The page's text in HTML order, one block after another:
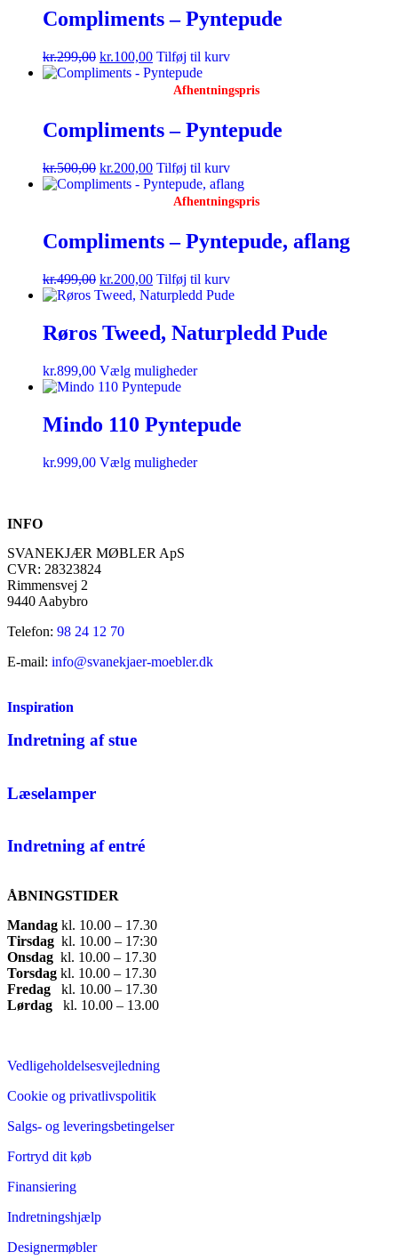
Compliments – Pyntepude
kr.299,00 kr.100,00 Tilføj til kurv
Afhentningspris
Compliments – Pyntepude
kr.500,00 kr.200,00 Tilføj til kurv
Afhentningspris
Compliments – Pyntepude, aflang
kr.499,00 kr.200,00 Tilføj til kurv
Røros Tweed, Naturpledd Pude
kr.899,00 Vælg muligheder
Mindo 110 Pyntepude
kr.999,00 Vælg muligheder
INFO
SVANEKJÆR MØBLER ApS
CVR: 28323824
Rimmensvej 2
9440 Aabybro
Telefon: 98 24 12 70
E-mail: info@svanekjaer-moebler.dk
Inspiration
Indretning af stue
Læselamper
Indretning af entré
ÅBNINGSTIDER
Mandag ​ kl. 10.00 – 17.30​
Tirsdag ​ kl. 10.00 – 17:30​
Onsdag ​ kl. 10.00 – 17.30​
Torsdag ​ kl. 10.00 – 17.30​
Fredag ​ kl. 10.00 – 17.30​
Lørdag ​ kl. 10.00 – 13.00
Vedligeholdelsesvejledning
Cookie og privatlivspolitik
Salgs- og leveringsbetingelser
Fortryd dit køb
Finansiering
Indretningshjælp
Designermøbler